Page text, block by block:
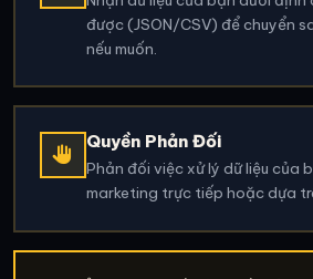
được (JSON/CSV) để chuyển
nếu muốn.
Quyền Phản Đối
Phản đối việc xử lý dữ liệu của
marketing trực tiếp hoặc dựa